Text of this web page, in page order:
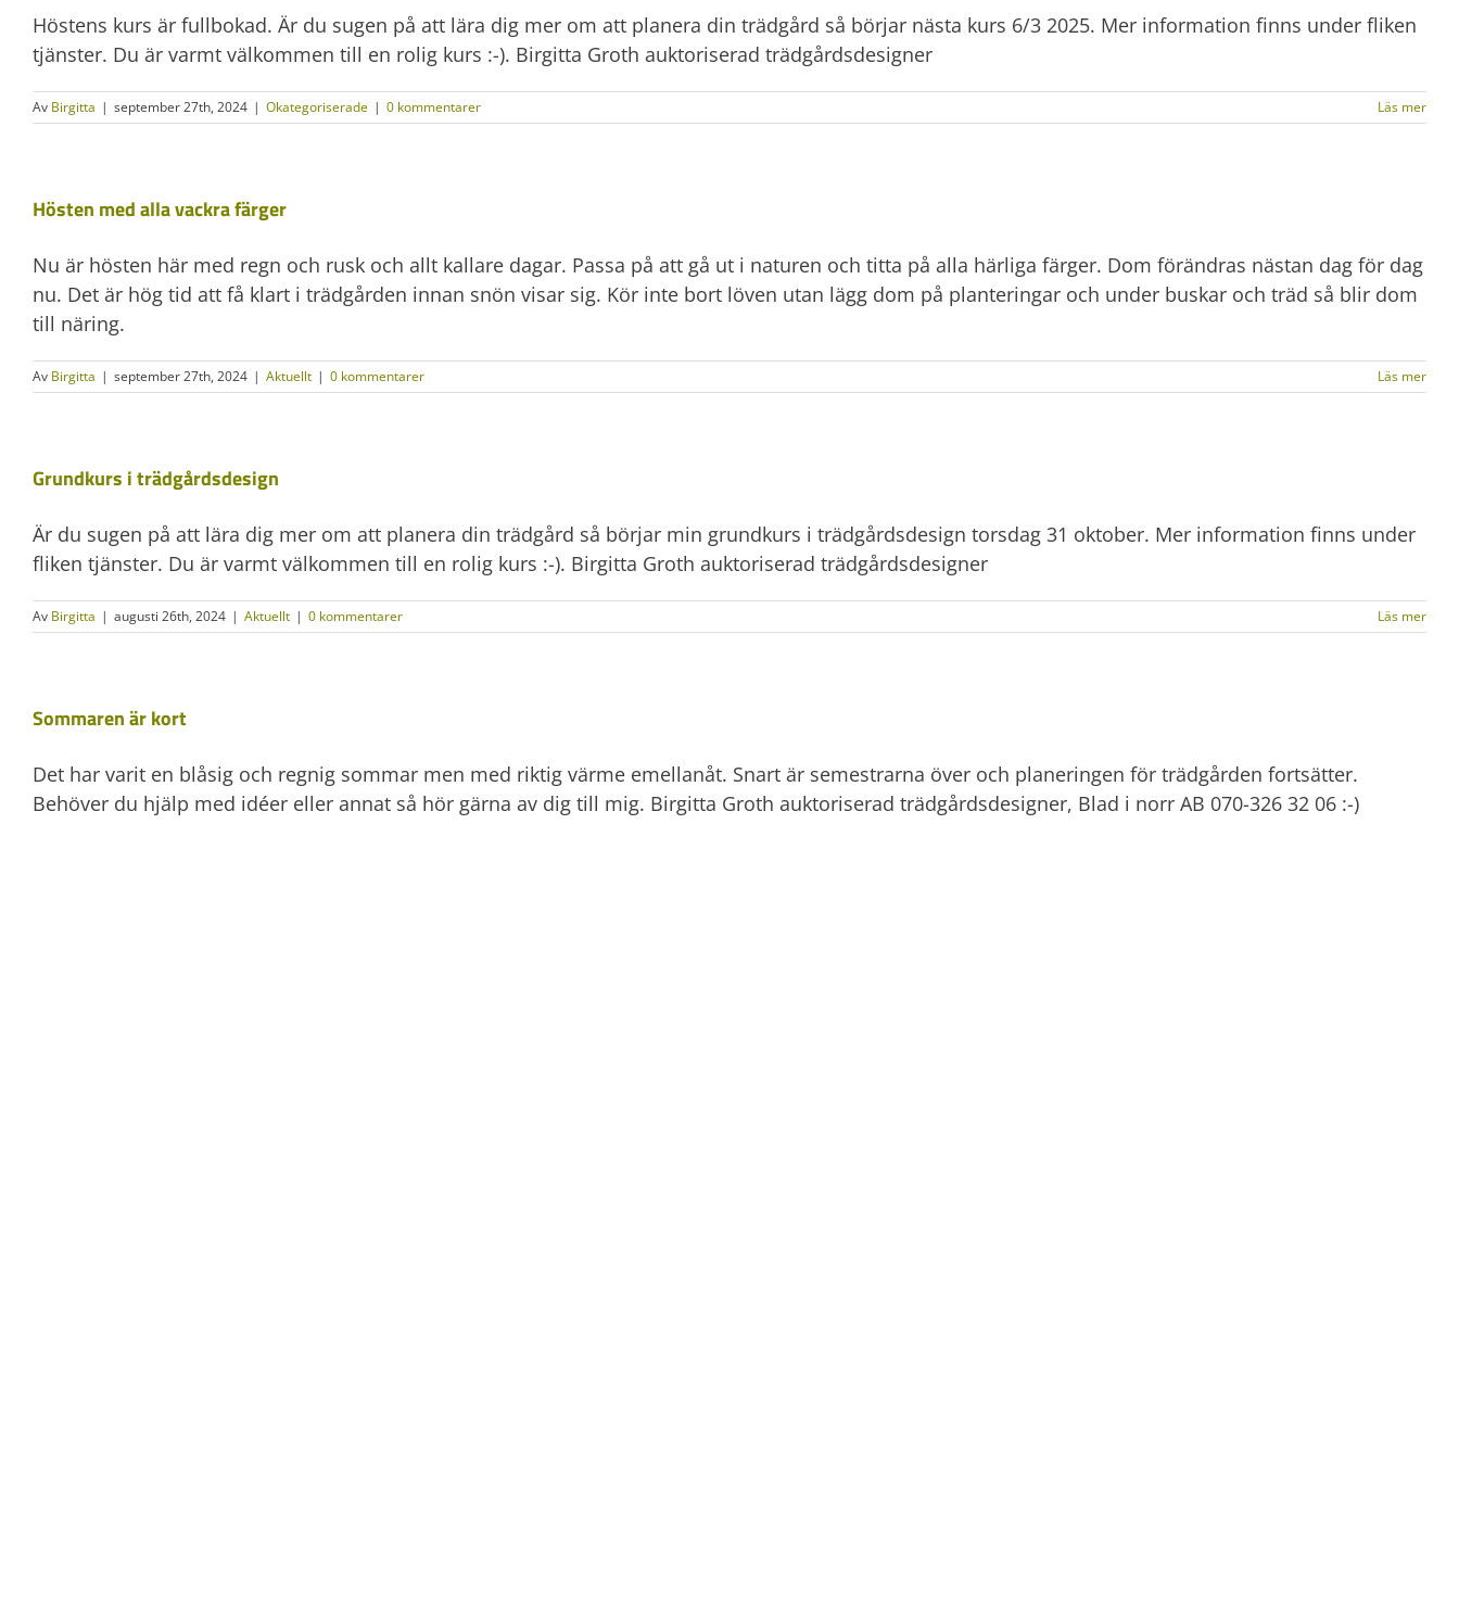
Höstens kurs är fullbokad. Är du sugen på att lära dig mer om att planera din trädgård så börjar nästa kurs 6/3 2025. Mer information finns under fliken
tjänster. Du är varmt välkommen till en rolig kurs :-). Birgitta Groth auktoriserad trädgårdsdesigner
Av Birgitta | september 27th, 2024 | Okategoriserade | 0 kommentarer Läs mer
Hösten med alla vackra färger
Nu är hösten här med regn och rusk och allt kallare dagar. Passa på att gå ut i naturen och titta på alla härliga färger. Dom förändras nästan dag för dag
nu. Det är hög tid att få klart i trädgården innan snön visar sig. Kör inte bort löven utan lägg dom på planteringar och under buskar och träd så blir dom
till näring.
Av Birgitta | september 27th, 2024 | Aktuellt | 0 kommentarer Läs mer
Grundkurs i trädgårdsdesign
Är du sugen på att lära dig mer om att planera din trädgård så börjar min grundkurs i trädgårdsdesign torsdag 31 oktober. Mer information finns under
fliken tjänster. Du är varmt välkommen till en rolig kurs :-). Birgitta Groth auktoriserad trädgårdsdesigner
Av Birgitta | augusti 26th, 2024 | Aktuellt | 0 kommentarer Läs mer
Sommaren är kort
Det har varit en blåsig och regnig sommar men med riktig värme emellanåt. Snart är semestrarna över och planeringen för trädgården fortsätter.
Behöver du hjälp med idéer eller annat så hör gärna av dig till mig. Birgitta Groth auktoriserad trädgårdsdesigner, Blad i norr AB 070-326 32 06 :-)